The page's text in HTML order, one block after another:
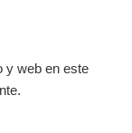
y web en este